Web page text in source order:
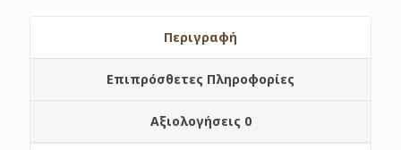
Περιγραφή
Επιπρόσθετες Πληροφορίες
Αξιολογήσεις 0